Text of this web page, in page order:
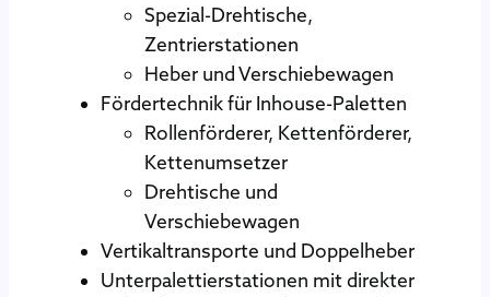
Spezial-Drehtische,
Zentrierstationen
Heber und Verschiebewagen
Fördertechnik für Inhouse-Paletten
Rollenförderer, Kettenförderer,
Kettenumsetzer
Drehtische und
Verschiebewagen
Vertikaltransporte und Doppelheber
Unterpalettierstationen mit direkter